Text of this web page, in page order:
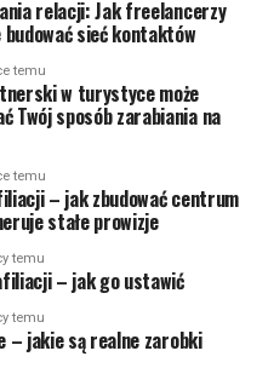
relacji: Jak freelancerzy
sieć kontaktów
temu
w turystyce może
Twój sposób zarabiania na
temu
– jak zbudować centrum
stałe prowizje
temu
– jak go ustawić
temu
– jakie są realne zarobki